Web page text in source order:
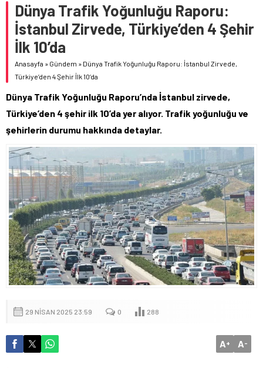
Dünya Trafik Yoğunluğu Raporu:
İstanbul Zirvede, Türkiye’den 4 Şehir
İlk 10’da
Anasayfa » Gündem » Dünya Trafik Yoğunluğu Raporu: İstanbul Zirvede,
Türkiye’den 4 Şehir İlk 10’da
Dünya Trafik Yoğunluğu Raporu’nda İstanbul zirvede,
Türkiye’den 4 şehir ilk 10’da yer alıyor. Trafik yoğunluğu ve
şehirlerin durumu hakkında detaylar.
29 NISAN 2025 23:59 0 288
A+ A-